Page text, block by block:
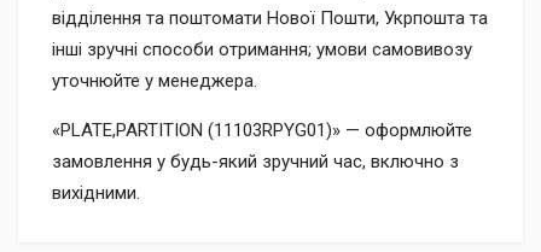
відділення та поштомати Нової Пошти, Укрпошта та
інші зручні способи отримання; умови самовивозу
уточнюйте у менеджера.
«PLATE,PARTITION (11103RPYG01)» — оформлюйте
замовлення у будь-який зручний час, включно з
вихідними.